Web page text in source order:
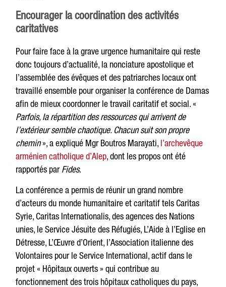
Encourager la coordination des activités
caritatives
Pour faire face à la grave urgence humanitaire qui reste
donc toujours d’actualité, la nonciature apostolique et
l’assemblée des évêques et des patriarches locaux ont
travaillé ensemble pour organiser la conférence de Damas
afin de mieux coordonner le travail caritatif et social. «
Parfois, la répartition des ressources qui arrivent de
l’extérieur semble chaotique. Chacun suit son propre
chemin», a expliqué Mgr Boutros Marayati, l’archevêque
arménien catholique d’Alep, dont les propos ont été
rapportés parFides.
La conférence a permis de réunir un grand nombre
d’acteurs du monde humanitaire et caritatif tels Caritas
Syrie, Caritas Internationalis, des agences des Nations
unies, le Service Jésuite des Réfugiés, L’Aide à l’Eglise en
Détresse, L’Œuvre d’Orient, l’Association italienne des
Volontaires pour le Service International, actif dans le
projet « Hôpitaux ouverts » qui contribue au
fonctionnement des trois hôpitaux catholiques du pays,